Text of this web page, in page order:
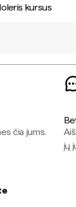
kursus
čia jums.
jų